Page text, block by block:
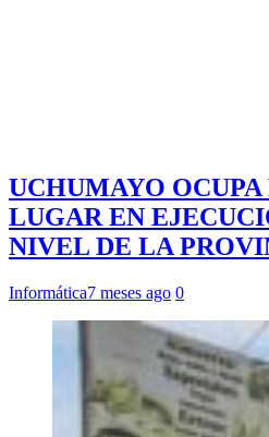
UCHUMAYO
LUGAR EN
NIVEL DE LA
Informática7 meses ago 0